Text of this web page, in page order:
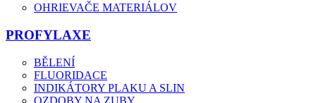
OHRIEVAČE MATERIÁLOV
PROFYLAXE
BĚLENÍ
FLUORIDACE
INDIKÁTORY PLAKU A SLIN
OZDOBY NA ZUBY